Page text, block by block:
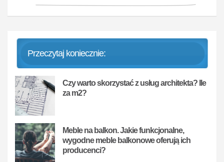
Przeczytaj koniecznie:
Czy warto skorzystać z usług architekta? Ile
za m2?
Meble na balkon. Jakie funkcjonalne,
wygodne meble balkonowe oferują ich
producenci?